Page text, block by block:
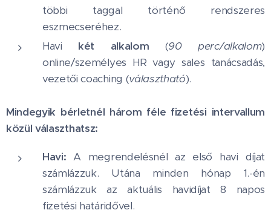
többi taggal történő rendszeres
eszmecseréhez.
Havi két alkalom (90 perc/alkalom)
online/személyes HR vagy sales tanácsadás,
vezetői coaching (választható).
Mindegyik bérletnél három féle fizetési intervallum
közül választhatsz:
Havi:A megrendelésnél az első havi díjat
számlázzuk. Utána minden hónap 1.-én
számlázzuk az aktuális havidíjat 8 napos
fizetési határidővel.